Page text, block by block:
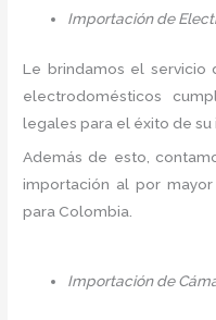
Importación de
Le brindamos el
electrodomésticos
legales para el éxito de su
Además de esto,
importación al por
para Colombia.
Importación de